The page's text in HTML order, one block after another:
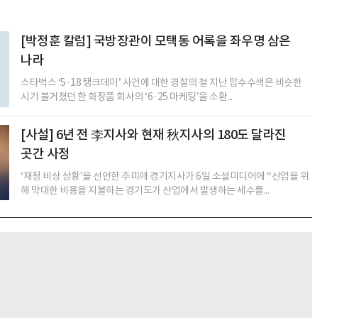
[박정훈 칼럼] 국방장관이 모택동 어록을 좌우명 삼은
나라
스타벅스 ‘5·18 탱크데이’ 사건에 대한 경찰의 철 지난 압수수색은 비슷한
시기 불거졌던 한 화장품 회사의 ‘6·25 마케팅’을 소환...
[사설] 6년 전 李지사와 현재 秋지사의 180도 달라진
곳간 사정
‘재정 비상 상황’을 선언한 추미애 경기지사가 6일 소셜미디어에 “산업을 위
해 막대한 비용을 지불하는 경기도가 산업에서 발생하는 세수를...